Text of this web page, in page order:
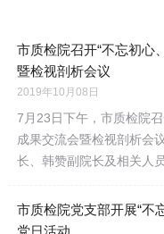
市质检院召开“不忘初心
暨检视剖析会议
2019年10月08日
7月23日下午，市质检院
成果交流会暨检视剖析会
长、韩赞副院长及相关人
市质检院党支部开展“不
党日活动